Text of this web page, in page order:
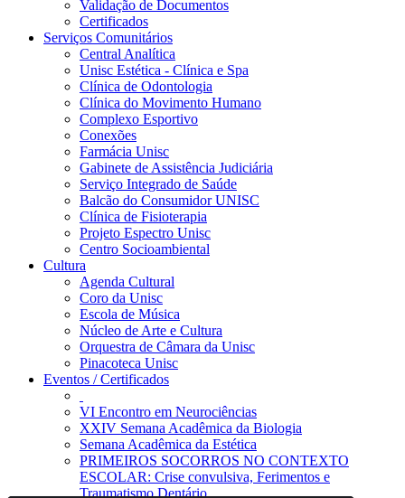
Validação de Documentos
Certificados
Serviços Comunitários
Central Analítica
Unisc Estética - Clínica e Spa
Clínica de Odontologia
Clínica do Movimento Humano
Complexo Esportivo
Conexões
Farmácia Unisc
Gabinete de Assistência Judiciária
Serviço Integrado de Saúde
Balcão do Consumidor UNISC
Clínica de Fisioterapia
Projeto Espectro Unisc
Centro Socioambiental
Cultura
Agenda Cultural
Coro da Unisc
Escola de Música
Núcleo de Arte e Cultura
Orquestra de Câmara da Unisc
Pinacoteca Unisc
Eventos / Certificados
VI Encontro em Neurociências
XXIV Semana Acadêmica da Biologia
Semana Acadêmica da Estética
PRIMEIROS SOCORROS NO CONTEXTO
ESCOLAR: Crise convulsiva, Ferimentos e
Traumatismo Dentário